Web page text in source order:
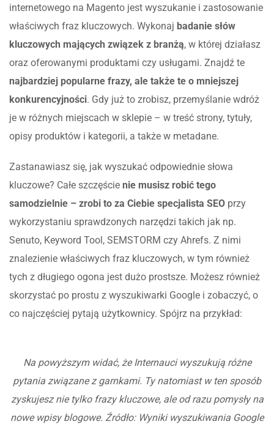
internetowego na Magento jest wyszukanie i zastosowanie
właściwych fraz kluczowych. Wykonaj badanie słów
kluczowych mających związek z branżą, w której działasz
oraz oferowanymi produktami czy usługami. Znajdź te
najbardziej popularne frazy, ale także te o mniejszej
konkurencyjności. Gdy już to zrobisz, przemyślanie wdróż
je w różnych miejscach w sklepie – w treść strony, tytuły,
opisy produktów i kategorii, a także w metadane.
Zastanawiasz się, jak wyszukać odpowiednie słowa
kluczowe? Całe szczęście nie musisz robić tego
samodzielnie – zrobi to za Ciebie specjalista SEO przy
wykorzystaniu sprawdzonych narzędzi takich jak np.
Senuto, Keyword Tool, SEMSTORM czy Ahrefs. Z nimi
znalezienie właściwych fraz kluczowych, w tym również
tych z długiego ogona jest dużo prostsze. Możesz również
skorzystać po prostu z wyszukiwarki Google i zobaczyć, o
co najczęściej pytają użytkownicy. Spójrz na przykład:
Na powyższym widać, że Internauci wyszukują różne
pytania związane z garnkami. Ty natomiast w ten sposób
zyskujesz nie tylko frazy kluczowe, ale od razu pomysły na
nowe wpisy blogowe. Źródło: Wyniki wyszukiwania Google